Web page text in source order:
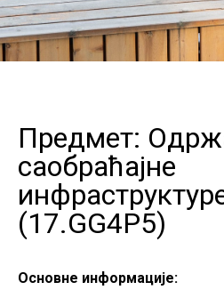
Предмет:
саобраћајне
(17.GG4P5)
Основне информације: